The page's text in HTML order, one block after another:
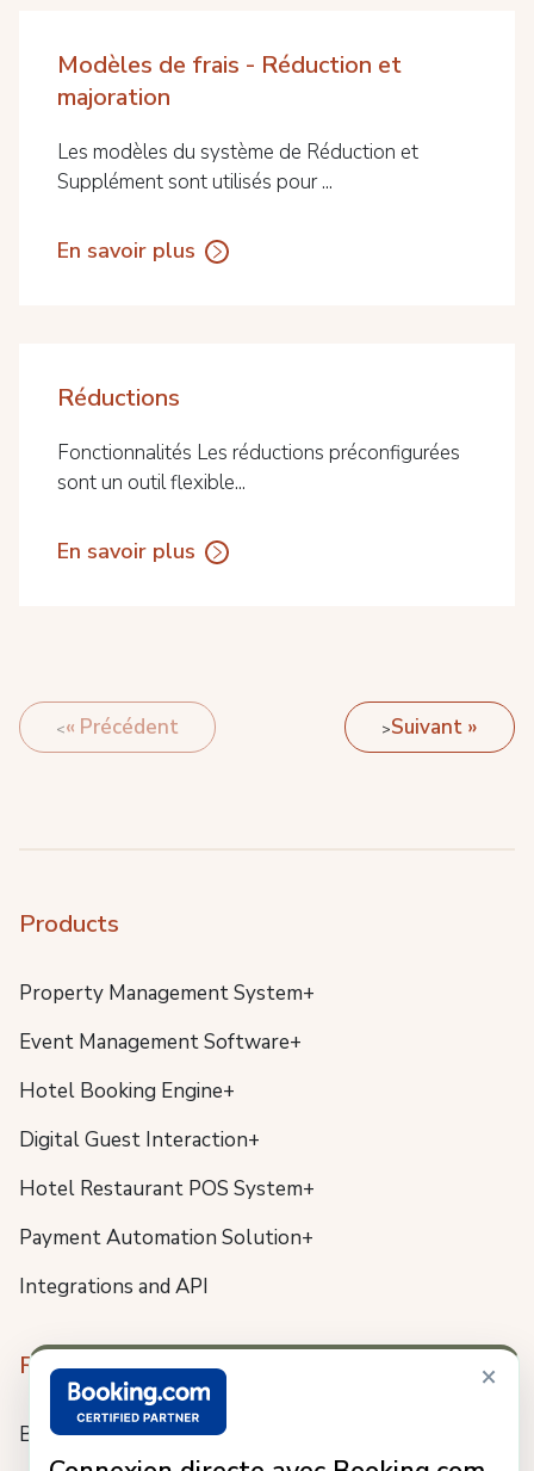
×
Modèles de frais - Réduction et
majoration
Les modèles du système de Réduction et
Supplément sont utilisés pour ...
En savoir plus
Réductions
Fonctionnalités Les réductions préconfigurées
sont un outil flexible...
En savoir plus
« Précédent Suivant »
Products
Property Management System+
Event Management Software+
Hotel Booking Engine+
Digital Guest Interaction+
Hotel Restaurant POS System+
Payment Automation Solution+
Integrations and API
Resources
Blog